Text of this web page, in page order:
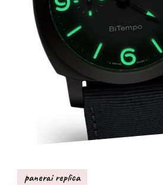
panerai replica